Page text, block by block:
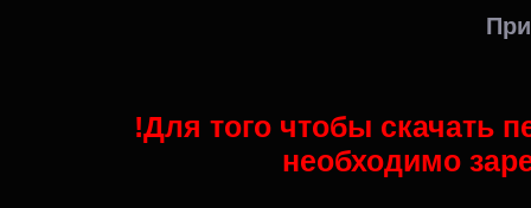
!Для того чтобы скачать
необходимо